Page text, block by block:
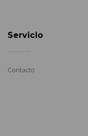
Servicio
Contacto